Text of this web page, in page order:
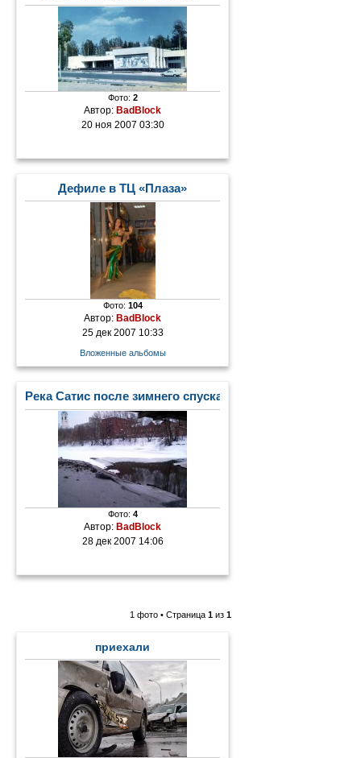
Фото: 2
Автор: BadBlock
20 ноя 2007 03:30
Дефиле в ТЦ «Плаза»
Фото: 104
Автор: BadBlock
25 дек 2007 10:33
Вложенные альбомы
Река Сатис после зимнего спуска
Фото: 4
Автор:BadBlock
28 дек 2007 14:06
1 фото • Страница 1 из 1
приехали